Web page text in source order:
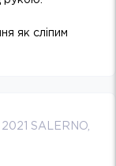
як сліпим
SALERNO,